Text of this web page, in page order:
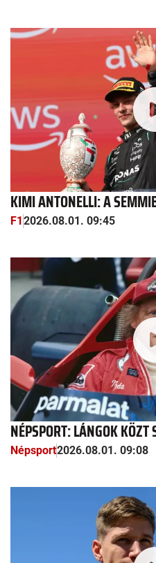
KIMI ANTONELLI: A
F12026.08.01. 09:45
NÉPSPORT: LÁNGOK KÖZT
Népsport2026.08.01. 09:08